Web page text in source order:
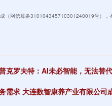
（网信算备310104345710301240019号），
克罗夫特：AI未必智能，无法替
需求 大连数智康养产业有限公司